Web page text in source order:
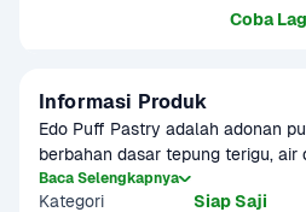
Coba
Informasi Produk
Edo Puff Pastry adalah adonan
berbahan dasar tepung terigu, air
untuk membuat pastry yang
Baca Selengkapnya
Kategori Siap Saji